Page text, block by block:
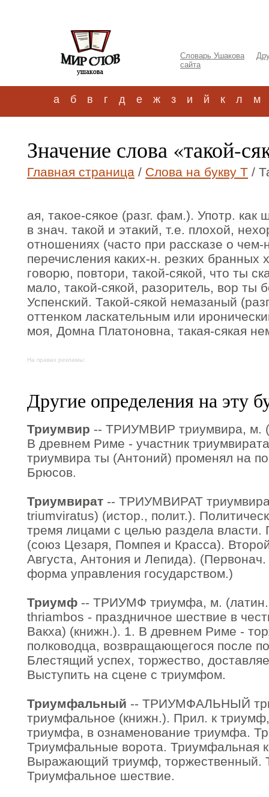
Словарь Ушакова
сайта
а б в г д е ж з и й к л м
Значение слова «такой-
Главная страница / Слова на букву Т /
ая, такое-сякое (разг. фам.). Употр. как
в знач. такой и этакий, т.е. плохой,
отношениях (часто при рассказе о
перечисления каких-н. резких бранных
говорю, повтори, такой-сякой, что ты
мало, такой-сякой, разоритель, вор ты
Успенский. Такой-сякой немазаный
оттенком ласкательным или
моя, Домна Платоновна, такая-сякая
На правах рекламы:
Другие определения на эту
Триумвир -- ТРИУМВИР триумвира, м.
В древнем Риме - участник
триумвира ты (Антоний) променял на
Брюсов.
Триумвират -- ТРИУМВИРАТ
triumviratus) (истор., полит.).
тремя лицами с целью раздела власти.
(союз Цезаря, Помпея и Красса).
Августа, Антония и Лепида).
форма управления государством.)
Триумф -- ТРИУМФ триумфа, м. (латин.
thriambos - праздничное шествие в
Вакха) (книжн.). 1. В древнем Риме -
полководца, возвращающегося после
Блестящий успех, торжество,
Выступить на сцене с триумфом.
Триумфальный -- ТРИУМФАЛЬНЫЙ
триумфальное (книжн.). Прил. к
триумфа, в ознаменование триумфа.
Триумфальные ворота. Триумфальная
Выражающий триумф, торжественный.
Триумфальное шествие.